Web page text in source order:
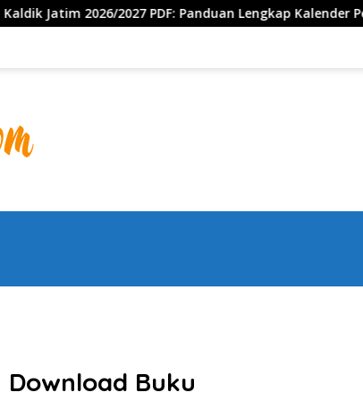
Panduan Lengkap Kalender Pendidikan Jawa Timur,
Buku